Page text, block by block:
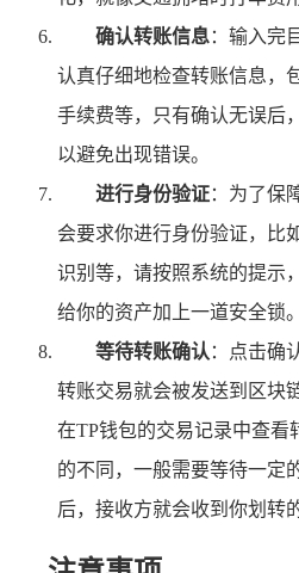
确认转账信息：输入完
认真仔细地检查转账信息，
手续费等，只有确认无误后
以避免出现错误。
进行身份验证：为了保
会要求你进行身份验证，比
识别等，请按照系统的提示
给你的资产加上一道安全锁。
等待转账确认 ：点击确
转账交易就会被发送到区块
在TP钱包的交易记录中查看
的不同，一般需要等待一定
后，接收方就会收到你划转